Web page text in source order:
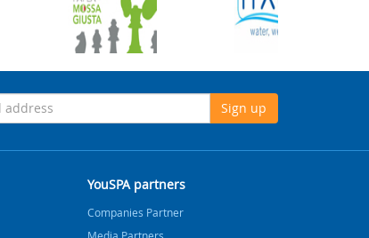
Sign up
YouSPA partners
Companies Partner